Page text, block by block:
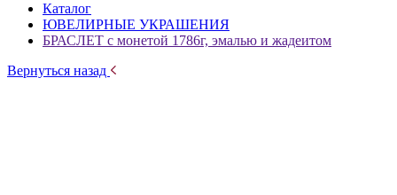
Каталог
ЮВЕЛИРНЫЕ УКРАШЕНИЯ
БРАСЛЕТ с монетой 1786г, эмалью и жадеитом
Вернуться назад